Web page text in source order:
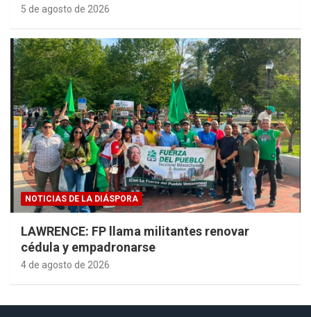
5 de agosto de 2026
NOTICIAS DE LA DIÁSPORA
LAWRENCE: FP llama militantes renovar
cédula y empadronarse
4 de agosto de 2026